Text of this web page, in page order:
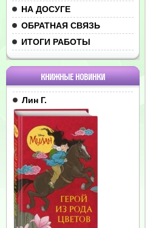
НА ДОСУГЕ
ОБРАТНАЯ СВЯЗЬ
ИТОГИ РАБОТЫ
КНИЖНЫЕ НОВИНКИ
Лин Г.